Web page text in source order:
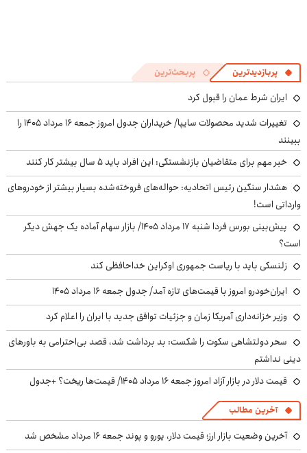
پربازدیدترین پربحث‌ترین
ایران شرط عمان را قبول کرد
تغییرات شدید محصولات سایپا/ خریداران جدول امروز جمعه ۱۶ مرداد ۱۴۰۵ را
ببینند
خبر مهم برای متقاضیان بازنشستگی: این افراد باید ۵ سال بیشتر کار کنند
هشدار سنگین رئیس اتحادیه: حواله‌های فروخته‌شده بسیار بیشتر از خودروهای
وارداتی است!
پیش‌بینی بورس فردا شنبه ۱۷ مرداد ۱۴۰۵/ بازار سهام آماده یک جهش دیگر
است؟
زلنسکی باید با ریاست جمهوری اوکراین خداحافظی کند
ایران‌خودرو امروز با قیمت‌های تازه آمد/ جدول جمعه ۱۶ مرداد ۱۴۰۵
وزیر خزانه‌داری آمریکا زمان و جزئیات توافق جدید با ایران را اعلام کرد
سحر دولتشاهی سکوت را شکست: بد برداشت شد، قصد بی‌احترامی به باورهای
دینی نداشتم
قیمت دلار در بازار آزاد امروز جمعه ۱۶ مرداد ۱۴۰۵/ قیمت‌ها ریخت؟ +جدول
آخرین مطالب
آخرین وضعیت بازار ارز؛ قیمت دلار، یورو و پوند جمعه ۱۶ مرداد مشخص شد